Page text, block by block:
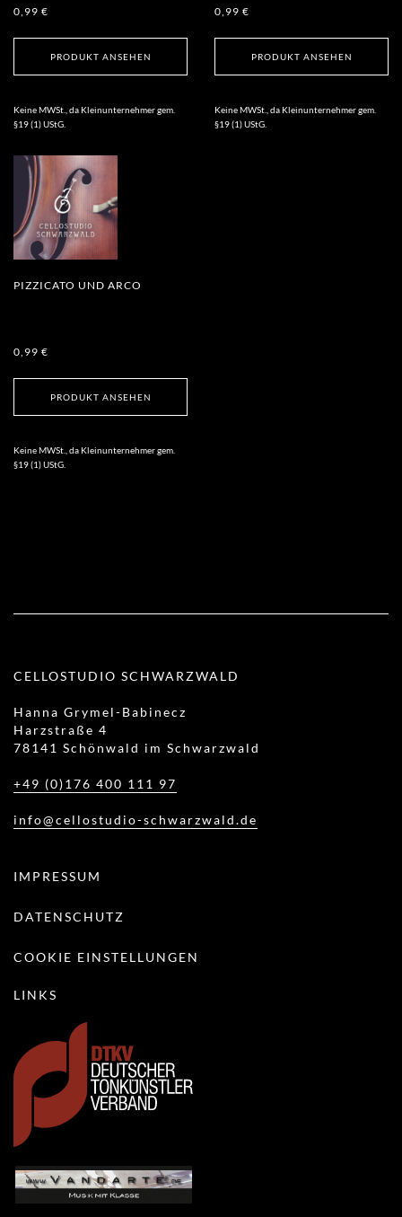
0,99 €
PRODUKT ANSEHEN
Keine MWSt., da Kleinunternehmer gem.
§19 (1) UStG.
0,99 €
PRODUKT ANSEHEN
Keine MWSt., da Kleinunternehmer gem.
§19 (1) UStG.
PIZZICATO UND ARCO
0,99 €
PRODUKT ANSEHEN
Keine MWSt., da Kleinunternehmer gem.
§19 (1) UStG.
CELLOSTUDIO SCHWARZWALD
Hanna Grymel-Babinecz
Harzstraße 4
78141 Schönwald im Schwarzwald
+49 (0)176 400 111 97
info@cellostudio-schwarzwald.de
IMPRESSUM
DATENSCHUTZ
COOKIE EINSTELLUNGEN
LINKS